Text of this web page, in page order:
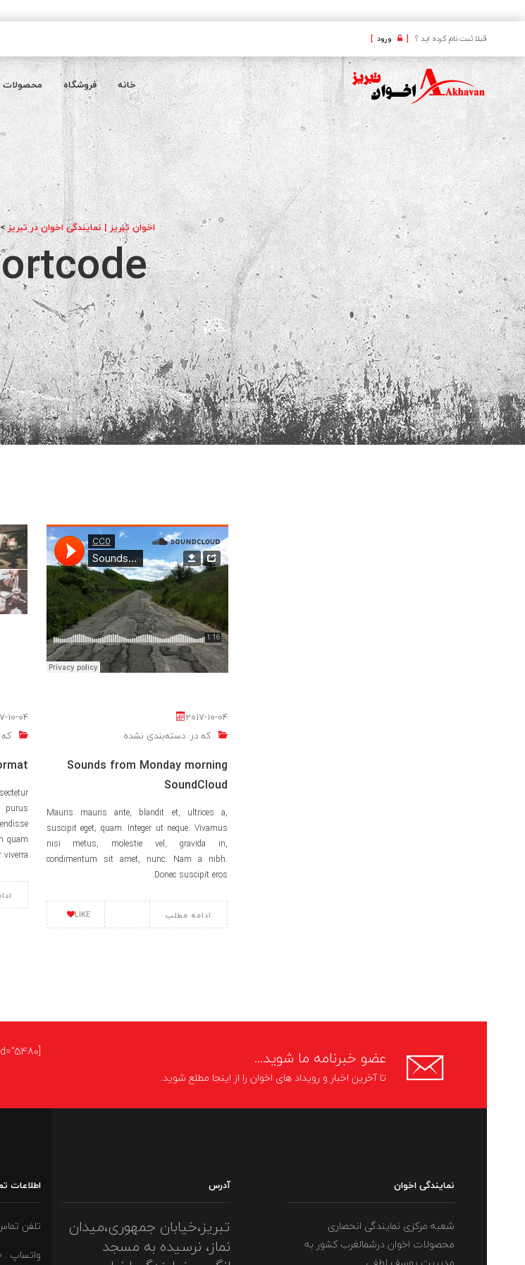
قبلا ثبت نام کرده اید ؟ [ ورود]
خانه فروشگاه محصولات
اخوان تبریز | نمایندگی اخوان در تبریز
10-04
purus
quam
2017-10-04
که در: دسته‌بندی نشده
Sounds from Monday morning
SoundCloud
Mauris mauris ante, blandit et, ultrices a,
suscipit eget, quam. Integer ut neque. Vivamus
nisi metus, molestie vel, gravida in,
condimentum sit amet, nunc. Nam a nibh.
Donec suscipit eros.
LIKE ادامه مطلب
عضو خبرنامه ما شوید...
تا آخرین اخبار و رویداد های اخوان را از اینجا مطلع شوید.
[mc4wp_form id="5480"]
نمایندگی اخوان
شعبه مرکزی نمایندگی انحصاری
محصولات اخوان درشمالغرب کشور به
آدرس
تبریز،خیابان جمهوری،میدان
نماز، نرسیده به مسجد
اطلاعات
تلفن تماس :
واتساپ : ۰۹۱۴۶۹۱۳۴۰۰